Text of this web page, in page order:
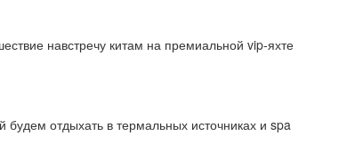
навстречу китам на премиальной vip-яхте
будем отдыхать в термальных источниках и spa